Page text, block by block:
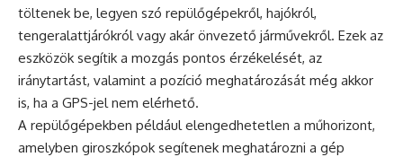
töltenek be, legyen szó repülőgépekről, hajókról,
tengeralattjárókról vagy akár önvezető járművekről. Ezek az
eszközök segítik a mozgás pontos érzékelését, az
iránytartást, valamint a pozíció meghatározását még akkor
is, ha a GPS-jel nem elérhető.
A repülőgépekben például elengedhetetlen a műhorizont,
amelyben giroszkópok segítenek meghatározni a gép